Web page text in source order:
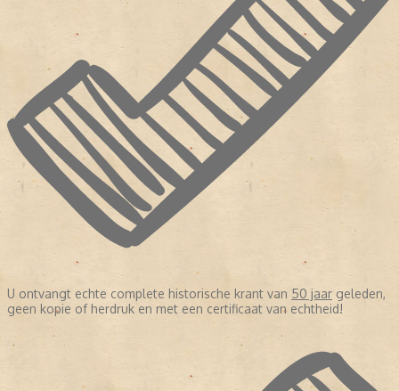
U ontvangt echte complete historische krant van 50 jaar geleden,
geen kopie of herdruk en met een certificaat van echtheid!